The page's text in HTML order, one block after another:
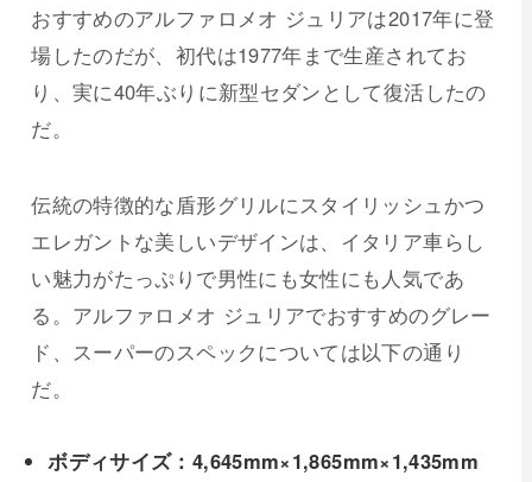
おすすめのアルファロメオ ジュリアは2017年に登
場したのだが、初代は1977年まで生産されてお
り、実に40年ぶりに新型セダンとして復活したの
だ。
伝統の特徴的な盾形グリルにスタイリッシュかつ
エレガントな美しいデザインは、イタリア車らし
い魅力がたっぷりで男性にも女性にも人気であ
る。アルファロメオ ジュリアでおすすめのグレー
ド、スーパーのスペックについては以下の通り
だ。
ボディサイズ：4,645mm×1,865mm×1,435mm